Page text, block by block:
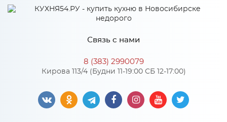
Высота 516
Бежевый
Связь с нами
8 (383) 2990079
Кирова 113/4 (Будни 11-19:00 СБ 12-17:00)